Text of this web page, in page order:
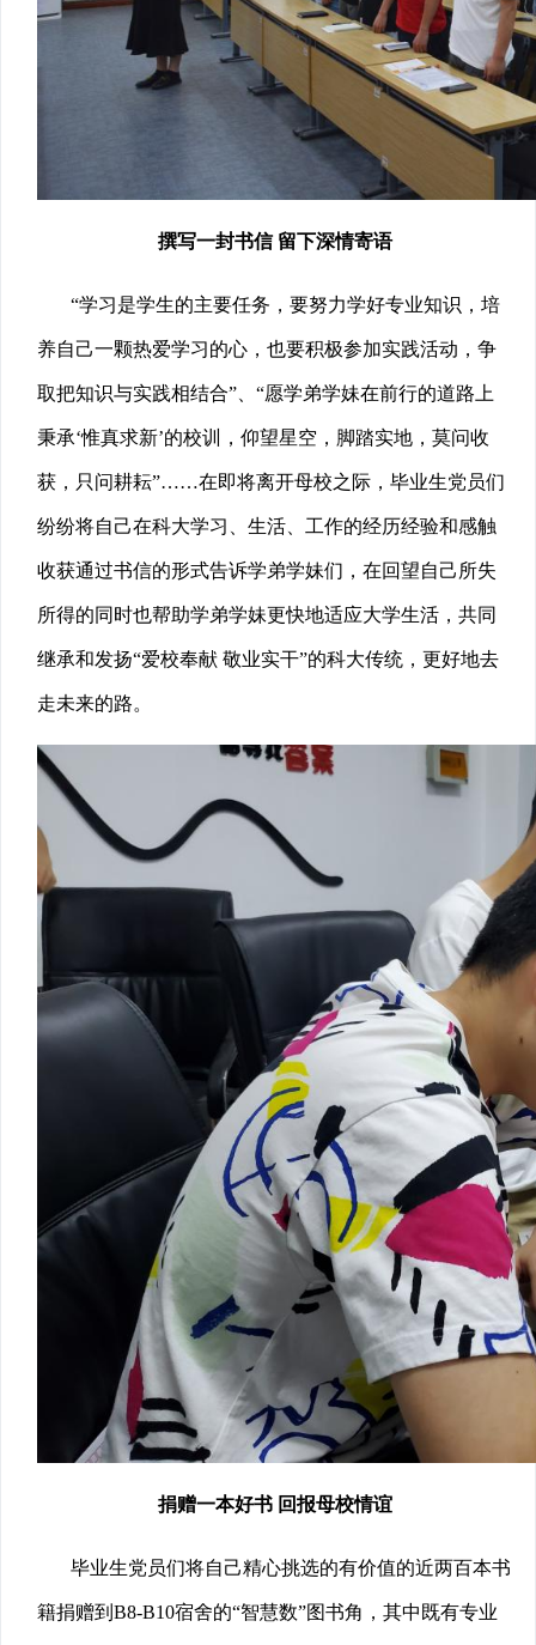
撰写一封书信 留下深情寄语
“学习是学生的主要任务，要努力学好专业知识，培
养自己一颗热爱学习的心，也要积极参加实践活动，争
取把知识与实践相结合”、“愿学弟学妹在前行的道路上
秉承‘惟真求新’的校训，仰望星空，脚踏实地，莫问收
获，只问耕耘”……在即将离开母校之际，毕业生党员们
纷纷将自己在科大学习、生活、工作的经历经验和感触
收获通过书信的形式告诉学弟学妹们，在回望自己所失
所得的同时也帮助学弟学妹更快地适应大学生活，共同
继承和发扬“爱校奉献 敬业实干”的科大传统，更好地去
走未来的路。
捐赠一本好书 回报母校情谊
毕业生党员们将自己精心挑选的有价值的近两百本书
籍捐赠到B8-B10宿舍的“智慧数”图书角，其中既有专业